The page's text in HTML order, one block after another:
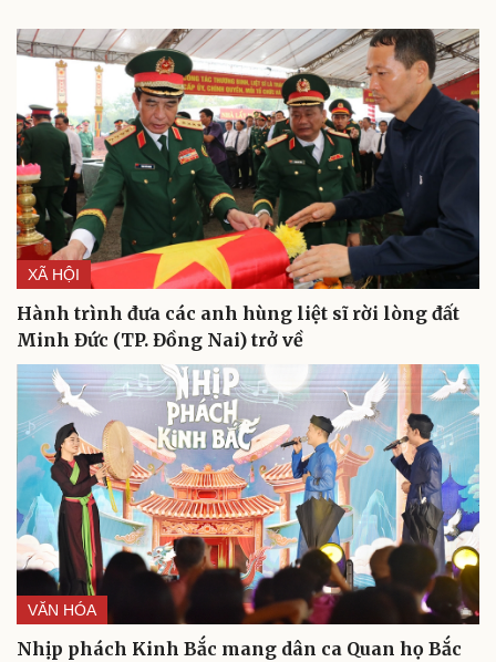
XÃ HỘI
Hành trình đưa các anh hùng liệt sĩ rời lòng đất
Minh Đức (TP. Đồng Nai) trở về
VĂN HÓA
Nhịp phách Kinh Bắc mang dân ca Quan họ Bắc